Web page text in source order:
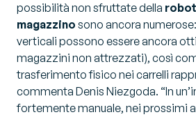
possibilità non sfruttate della
magazzino sono ancora
verticali possono essere ancora
magazzini non attrezzati), così
trasferimento fisico nei carrelli
commenta Denis Niezgoda. “In
fortemente manuale, nei prossimi